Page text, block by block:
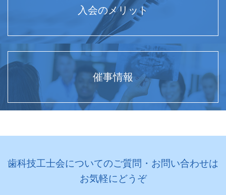
入会のメリット
催事情報
歯科技工士会についてのご質問・お問い合わせは
お気軽にどうぞ